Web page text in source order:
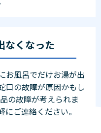
なくなった
お風呂でだけお湯が出
口の故障が原因かもし
の故障が考えられま
ご連絡ください。